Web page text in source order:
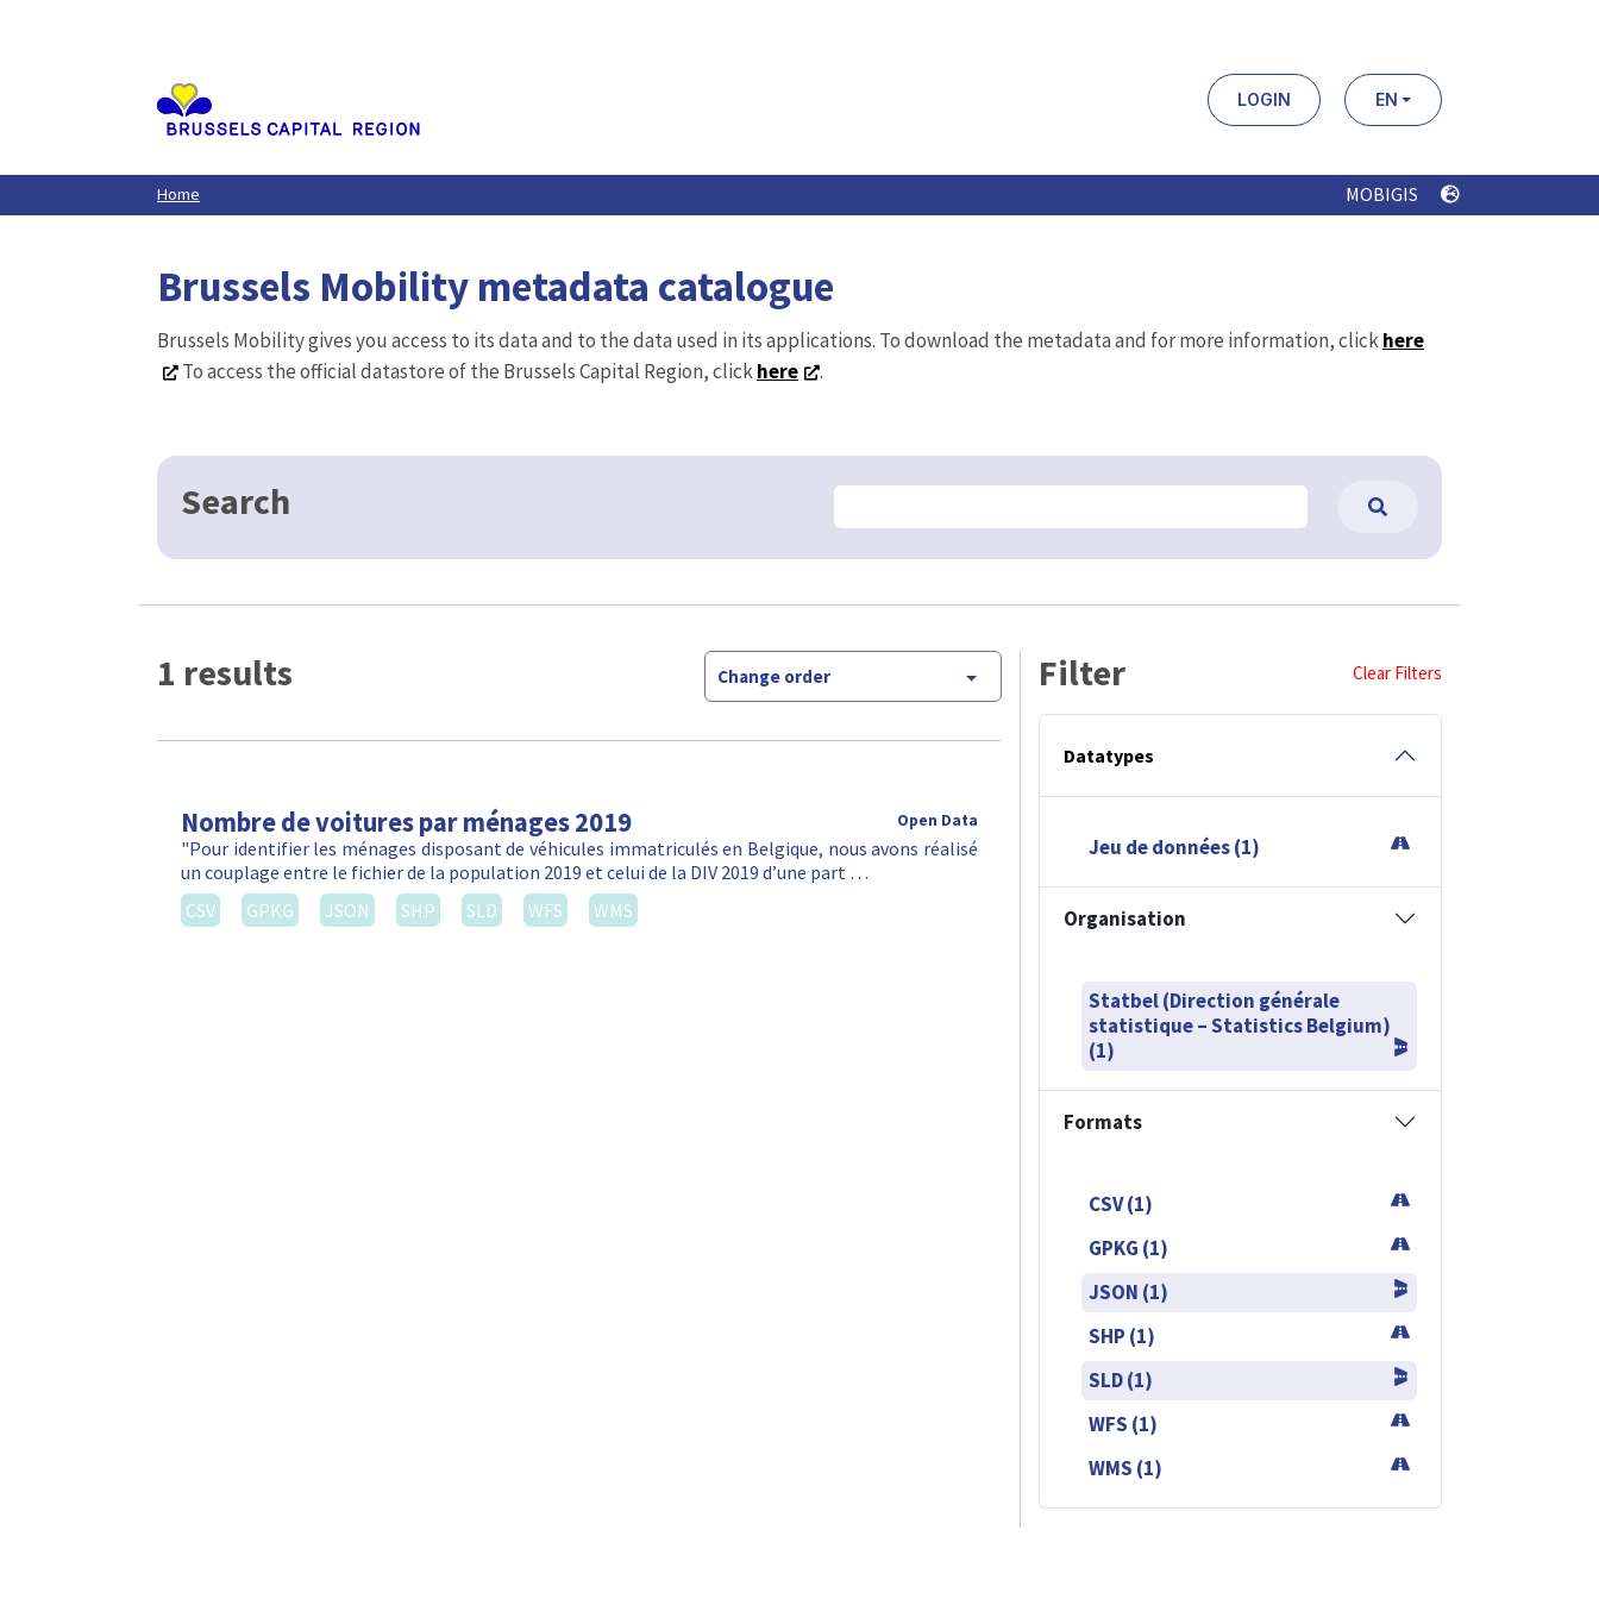
LOGIN EN
Home MOBIGIS
Brussels Mobility metadata catalogue
Brussels Mobility gives you access to its data and to the data used in its applications. To download the metadata and for more information, clickhere
To access the official datastore of the Brussels Capital Region, clickhere .
Search
1 results Change order
Nombre de voitures par ménages 2019 Open Data
"Pour identifier les ménages disposant de véhicules immatriculés en Belgique, nous avons réalisé
un couplage entre le fichier de la population 2019 et celui de la DIV 2019 d’une part …
CSV
GPKG JSON SHP SLD WFS WMS
Filter Clear Filters
Datatypes
Jeu de données (1)
Organisation
Statbel (Direction générale
statistique – Statistics Belgium)
(1)
Formats
CSV (1)
GPKG (1)
JSON (1)
SHP (1)
SLD (1)
WFS (1)
WMS (1)